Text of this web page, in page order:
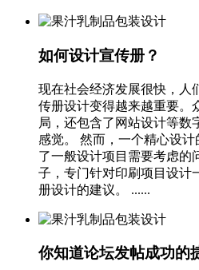
如何设计宣传册？
现在社会经济发展很快，人
传册设计变得越来越重要。
局，还包含了网站设计等数
感觉。 然而，一个精心设
了一般设计项目需要考虑的
子，专门针对印刷项目设计
册设计的建议。 ......
你知道论坛发帖成功的